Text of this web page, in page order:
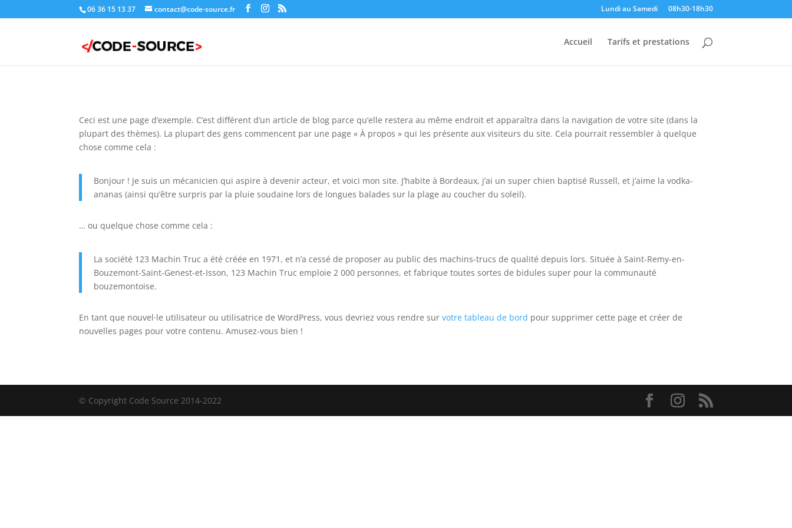
06 36 15 13 37 contact@code-source.fr Lundi au Samedi 08h30-18h30
Accueil Tarifs et prestations
Ceci est une page d’exemple. C’est différent d’un article de blog parce qu’elle restera au même endroit et apparaîtra dans la navigation de votre site (dans la
plupart des thèmes). La plupart des gens commencent par une page « À propos » qui les présente aux visiteurs du site. Cela pourrait ressembler à quelque
chose comme cela :
Bonjour ! Je suis un mécanicien qui aspire à devenir acteur, et voici mon site. J’habite à Bordeaux, j’ai un super chien baptisé Russell, et j’aime la vodka-
ananas (ainsi qu’être surpris par la pluie soudaine lors de longues balades sur la plage au coucher du soleil).
… ou quelque chose comme cela :
La société 123 Machin Truc a été créée en 1971, et n’a cessé de proposer au public des machins-trucs de qualité depuis lors. Située à Saint-Remy-en-
Bouzemont-Saint-Genest-et-Isson, 123 Machin Truc emploie 2 000 personnes, et fabrique toutes sortes de bidules super pour la communauté
bouzemontoise.
En tant que nouvel·le utilisateur ou utilisatrice de WordPress, vous devriez vous rendre survotre tableau de bord pour supprimer cette page et créer de
nouvelles pages pour votre contenu. Amusez-vous bien !
© Copyright Code Source 2014-2022